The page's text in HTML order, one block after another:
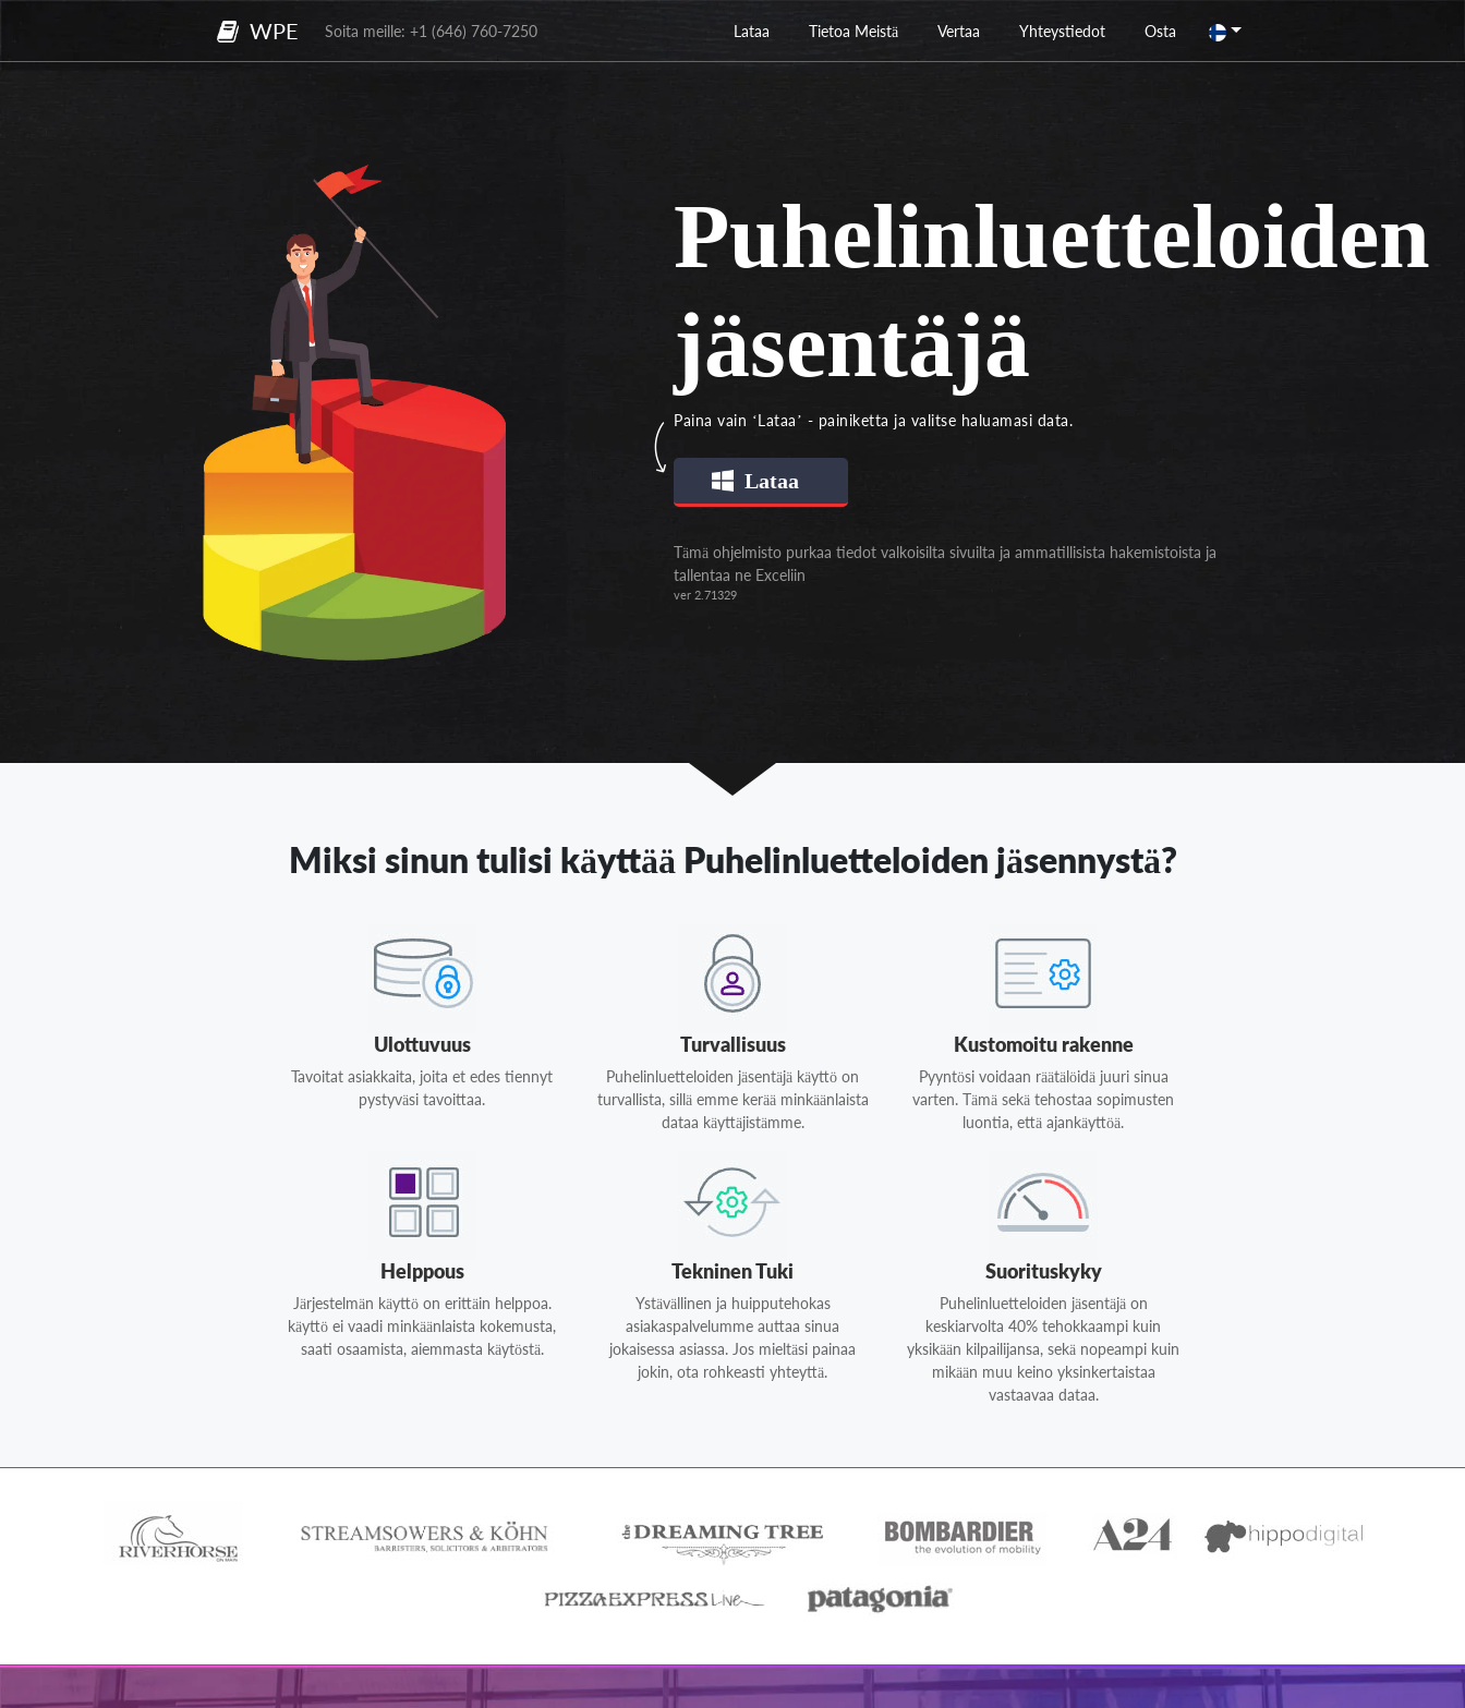
WPE Soita meille: +1 (646) 760-7250 Lataa Tietoa Meistä Vertaa Yhteystiedot Osta
Puhelinluetteloiden
jäsentäjä
Paina vain ‘Lataa’ - painiketta ja valitse haluamasi data.
Lataa
Tämä ohjelmisto purkaa tiedot valkoisilta sivuilta ja ammatillisista hakemistoista ja
tallentaa ne Exceliin
ver 2.71329
Miksi sinun tulisi käyttää Puhelinluetteloiden jäsennystä?
Ulottuvuus
Tavoitat asiakkaita, joita et edes tiennyt
pystyväsi tavoittaa.
Turvallisuus
Puhelinluetteloiden jäsentäjä käyttö on
turvallista, sillä emme kerää minkäänlaista
dataa käyttäjistämme.
Kustomoitu rakenne
Pyyntösi voidaan räätälöidä juuri sinua
varten. Tämä sekä tehostaa sopimusten
luontia, että ajankäyttöä.
Helppous
Järjestelmän käyttö on erittäin helppoa.
käyttö ei vaadi minkäänlaista kokemusta,
saati osaamista, aiemmasta käytöstä.
Tekninen Tuki
Ystävällinen ja huipputehokas
asiakaspalvelumme auttaa sinua
jokaisessa asiassa. Jos mieltäsi painaa
jokin, ota rohkeasti yhteyttä.
Suorituskyky
Puhelinluetteloiden jäsentäjä on
keskiarvolta 40% tehokkaampi kuin
yksikään kilpailijansa, sekä nopeampi kuin
mikään muu keino yksinkertaistaa
vastaavaa dataa.